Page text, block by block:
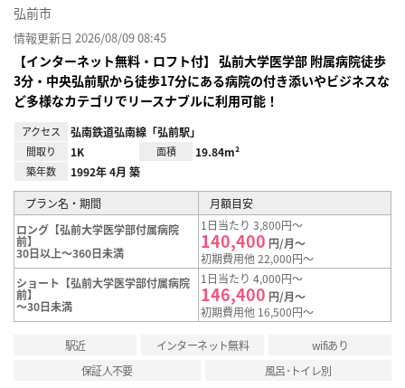
弘前市
情報更新日 2026/08/09 08:45
【インターネット無料・ロフト付】 弘前大学医学部 附属病院徒歩
3分・中央弘前駅から徒歩17分にある病院の付き添いやビジネスな
ど多様なカテゴリでリースナブルに利用可能！
アクセス 弘南鉄道弘南線「弘前駅」
間取り 1K 面積 19.84m²
築年数 1992年 4月 築
プラン名・期間
月額目安
ロング【弘前大学医学部付属病院
前】
30日以上～360日未満
1日当たり 3,800円～
140,400 円/月～
初期費用他 22,000円～
ショート【弘前大学医学部付属病院
前】
～30日未満
1日当たり 4,000円～
146,400 円/月～
初期費用他 16,500円～
駅近 インターネット無料
wifiあり
保証人不要
風呂･トイレ別